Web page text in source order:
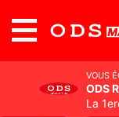
VOUS
ODS
La